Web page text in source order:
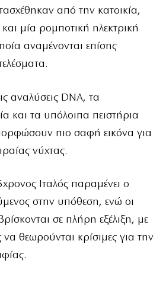
από την κατοικία,
μία ρομποτική ηλεκτρική
αναμένονται επίσης
αναλύσεις DNA, τα
και τα υπόλοιπα πειστήρια
πιο σαφή εικόνα για
νύχτας.
Ιταλός παραμένει ο
στην υπόθεση, ενώ οι
σε πλήρη εξέλιξη, με
να θεωρούνται κρίσιμες για την